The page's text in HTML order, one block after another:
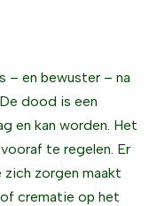
– en bewuster – na
dood is een
en kan worden. Het
te regelen. Er
zorgen maakt
crematie op het